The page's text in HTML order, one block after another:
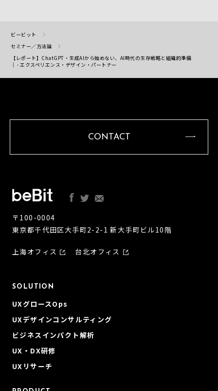
ビービット
セミナー／方法論
【レポート】ChatGPT・生成AIから始めない、AI時代の生存戦略と組織的準備
｜ - エクスペリエンス・デザイン・パートナー
CONTACT
〒100-0004
東京都千代田区大手町2-2-1 新大手町ビル10階
上海オフィス 台北オフィス
SOLUTION
UXグロースOps
UXデザインコンサルティング
ビジネスインパクト解析
UX・DX研修
UXリサーチ